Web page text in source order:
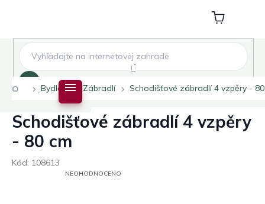
Nákupní
košík
DomůBydlení Zábradlí Schodišťové zábradlí 4 vzpěry -
Schodišťové zábradlí 4 vzpěry
- 80 cm
Kód: 108613
PRŮMĚRNÉNEOHODNOCENO